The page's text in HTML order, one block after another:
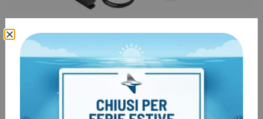
Fuoco concentrato a 7°
Per una massima penetrazione e per aumentare la
sicurezza come segnalazione. La parabola e riflettore in
alluminio con un ottica professionale assicura una visuale
senza eguali. Il Secondo fascio luminoso meno potente a
46° permette di illuminare zone più ampie in immersione